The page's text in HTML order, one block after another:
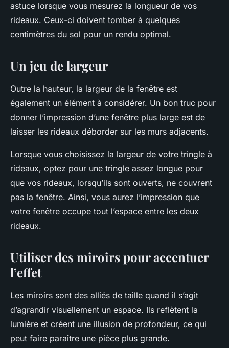
astuce lorsque vous mesurez la longueur de vos
rideaux. Ceux-ci doivent tomber à quelques
centimètres du sol pour un rendu optimal.
Un jeu de largeur
Outre la hauteur, la largeur de la fenêtre est
également un élément à considérer. Un bon truc pour
donner l’impression d’une fenêtre plus large est de
laisser les rideaux déborder sur les murs adjacents.
Lorsque vous choisissez la largeur de votre tringle à
rideaux, optez pour une tringle assez longue pour
que vos rideaux, lorsqu’ils sont ouverts, ne couvrent
pas la fenêtre. Ainsi, vous aurez l’impression que
votre fenêtre occupe tout l’espace entre les deux
rideaux.
Utiliser des miroirs pour accentuer
l’effet
Les miroirs sont des alliés de taille quand il s’agit
d’agrandir visuellement un espace. Ils reflètent la
lumière et créent une illusion de profondeur, ce qui
peut faire paraître une pièce plus grande.